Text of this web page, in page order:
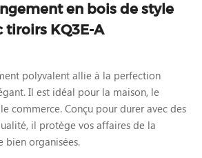
en bois de style
tiroirs KQ3E-A
polyvalent allie à la perfection
Il est idéal pour la maison, le
commerce. Conçu pour durer avec des
il protège vos affaires de la
bien organisées.